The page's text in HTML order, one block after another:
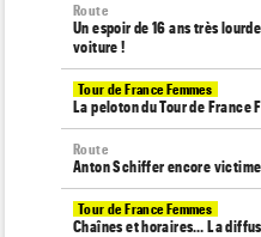
Route
Un espoir de 16 ans très
voiture !
Tour de France Femmes
La peloton du Tour de France
Route
Anton Schiffer encore
Tour de France Femmes
Chaînes et horaires… La